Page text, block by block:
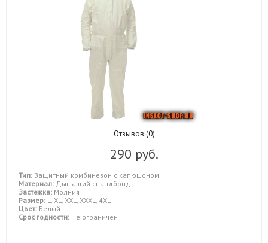
Отзывов (0)
290 руб.
Тип: Защитный комбинезон с капюшоном
Материал: Дышащий спандбонд
Застежка: Молния
Размер: L, XL, XXL, XXXL, 4XL
Цвет: Белый
Срок годности: Не ограничен